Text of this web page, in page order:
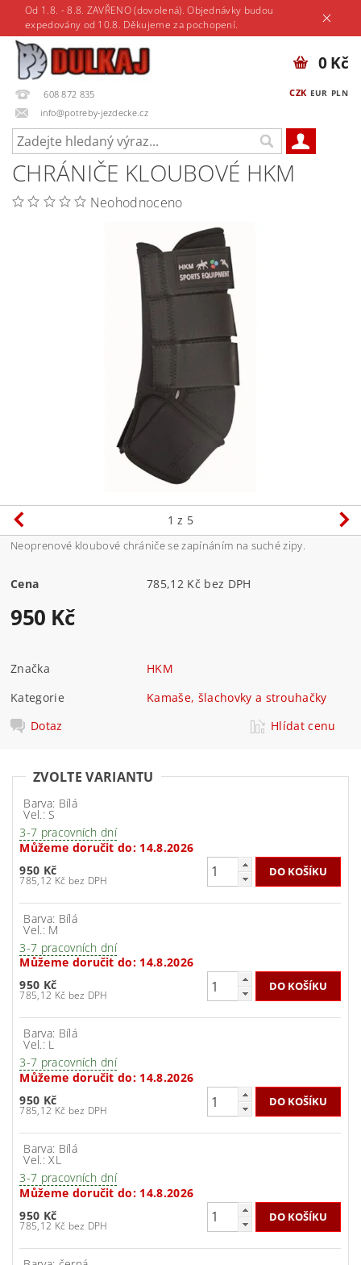
Od 1.8. - 8.8. ZAVŘENO (dovolená). Objednávky budou
expedovány od 10.8. Děkujeme za pochopení.
608 872 835
info@potreby-jezdecke.cz
CZK EUR PLN
0 Kč
CHRÁNIČE KLOUBOVÉ HKM
Neohodnoceno
1 z 5
Neoprenové kloubové chrániče se zapínáním na suché zipy.
Cena 785,12 Kč bez DPH
950 Kč
Značka
HKM
Kategorie
Kamaše, šlachovky a strouhačky
Dotaz
Hlídat cenu
ZVOLTE VARIANTU
Barva: Bílá
Vel.: S
3-7 pracovních dní
Můžeme doručit do: 14.8.2026
950 Kč
785,12 Kč bez DPH
Barva: Bílá
Vel.: M
3-7 pracovních dní
Můžeme doručit do: 14.8.2026
950 Kč
785,12 Kč bez DPH
Barva: Bílá
Vel.: L
3-7 pracovních dní
Můžeme doručit do: 14.8.2026
950 Kč
785,12 Kč bez DPH
Barva: Bílá
Vel.: XL
3-7 pracovních dní
Můžeme doručit do: 14.8.2026
950 Kč
785,12 Kč bez DPH